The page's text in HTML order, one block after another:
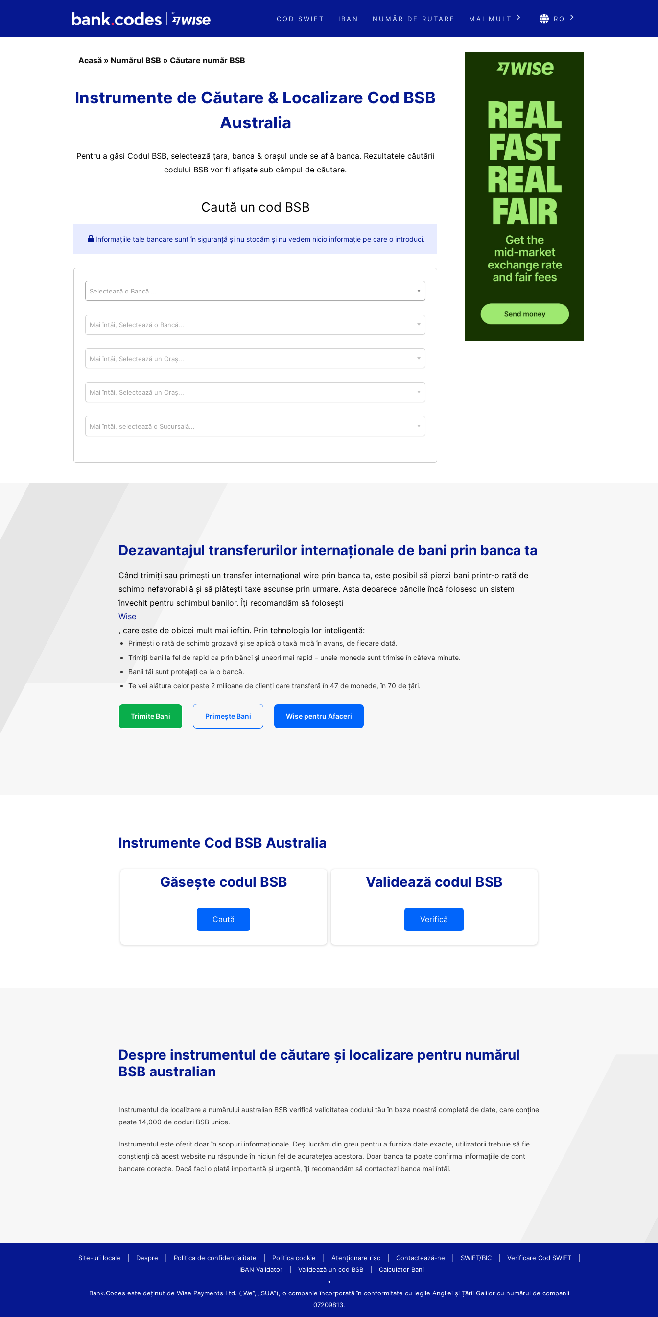
COD SWIFT IBAN NUMĂR DE RUTARE MAI MULT RO
Acasă » Numărul BSB » Căutare număr BSB
Instrumente de Căutare & Localizare Cod BSB
Australia
Pentru a găsi Codul BSB, selectează țara, banca & orașul unde se află banca. Rezultatele căutării
codului BSB vor fi afișate sub câmpul de căutare.
Caută un cod BSB
Informațiile tale bancare sunt în siguranță și nu stocăm și nu vedem nicio informație pe care o introduci.
Selectează o Bancă ...
Mai întâi, Selectează o Bancă...
Mai întâi, Selectează un Oraș...
Mai întâi, Selectează un Oraș...
Mai întâi, selectează o Sucursală...
Dezavantajul transferurilor internaționale de bani prin banca ta
Când trimiți sau primești un transfer internațional wire prin banca ta, este posibil să pierzi bani printr-o rată de
schimb nefavorabilă și să plătești taxe ascunse prin urmare. Asta deoarece băncile încă folosesc un sistem
învechit pentru schimbul banilor. Îți recomandăm să folosești
Wise
, care este de obicei mult mai ieftin. Prin tehnologia lor inteligentă:
Primești o rată de schimb grozavă și se aplică o taxă mică în avans, de fiecare dată.
Trimiți bani la fel de rapid ca prin bănci și uneori mai rapid – unele monede sunt trimise în câteva minute.
Banii tăi sunt protejați ca la o bancă.
Te vei alătura celor peste 2 milioane de clienți care transferă în 47 de monede, în 70 de țări.
Trimite Bani Primește Bani Wise pentru Afaceri
Instrumente Cod BSB Australia
Găsește codul BSB
Caută
Validează codul BSB
Verifică
Despre instrumentul de căutare și localizare pentru numărul
BSB australian
Instrumentul de localizare a numărului australian BSB verifică validitatea codului tău în baza noastră completă de date, care conține
peste 14,000 de coduri BSB unice.
Instrumentul este oferit doar în scopuri informaționale. Deși lucrăm din greu pentru a furniza date exacte, utilizatorii trebuie să fie
conștienți că acest website nu răspunde în niciun fel de acuratețea acestora. Doar banca ta poate confirma informațiile de cont
bancare corecte. Dacă faci o plată importantă și urgentă, îți recomandăm să contactezi banca mai întâi.
Site-uri locale Despre Politica de confidenţialitate Politica cookie Atenționare risc Contactează-ne SWIFT/BIC Verificare Cod SWIFT
IBAN Validator
Validează un cod BSB
Calculator Bani
•
Bank.Codes este deținut de Wise Payments Ltd. („We”, „SUA”), o companie încorporată în conformitate cu legile Angliei și Țării Galilor cu numărul de companii
07209813.